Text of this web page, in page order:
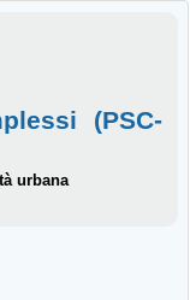
(PSC-
urbana